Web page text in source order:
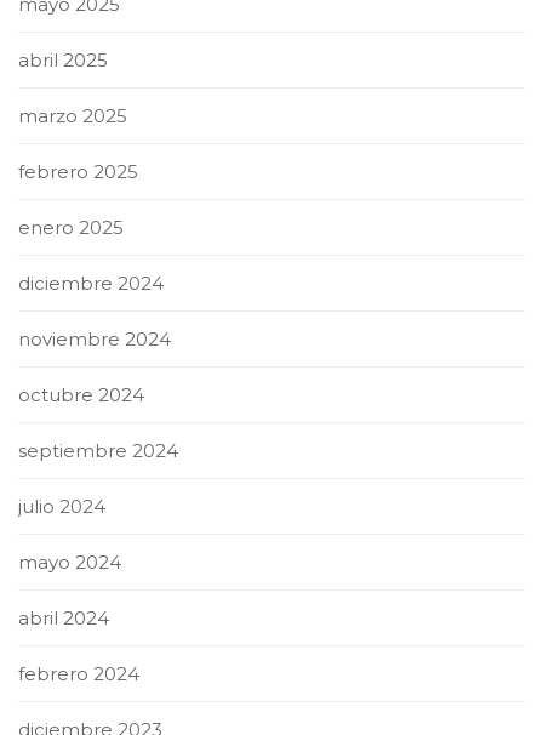
abril 2025
marzo 2025
febrero 2025
enero 2025
diciembre 2024
noviembre 2024
octubre 2024
septiembre 2024
julio 2024
mayo 2024
abril 2024
febrero 2024
diciembre 2023